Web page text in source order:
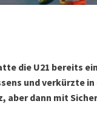
die U21 bereits
und verkürzte
aber dann mit